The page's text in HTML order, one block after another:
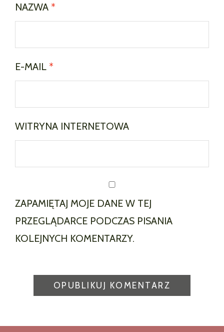
NAZWA *
E-MAIL *
WITRYNA INTERNETOWA
ZAPAMIĘTAJ MOJE DANE W TEJ
PRZEGLĄDARCE PODCZAS PISANIA
KOLEJNYCH KOMENTARZY.